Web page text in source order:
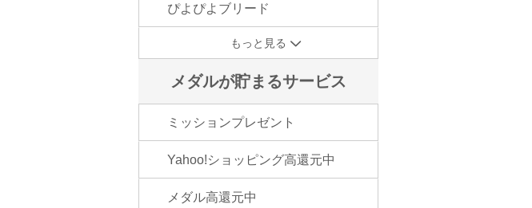
ぴよぴよブリード
もっと見る
メダルが貯まるサービス
ミッションプレゼント
Yahoo!ショッピング高還元中
メダル高還元中